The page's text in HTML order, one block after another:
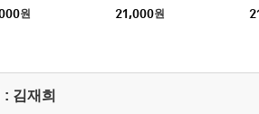
원 21,000원
: 김재희